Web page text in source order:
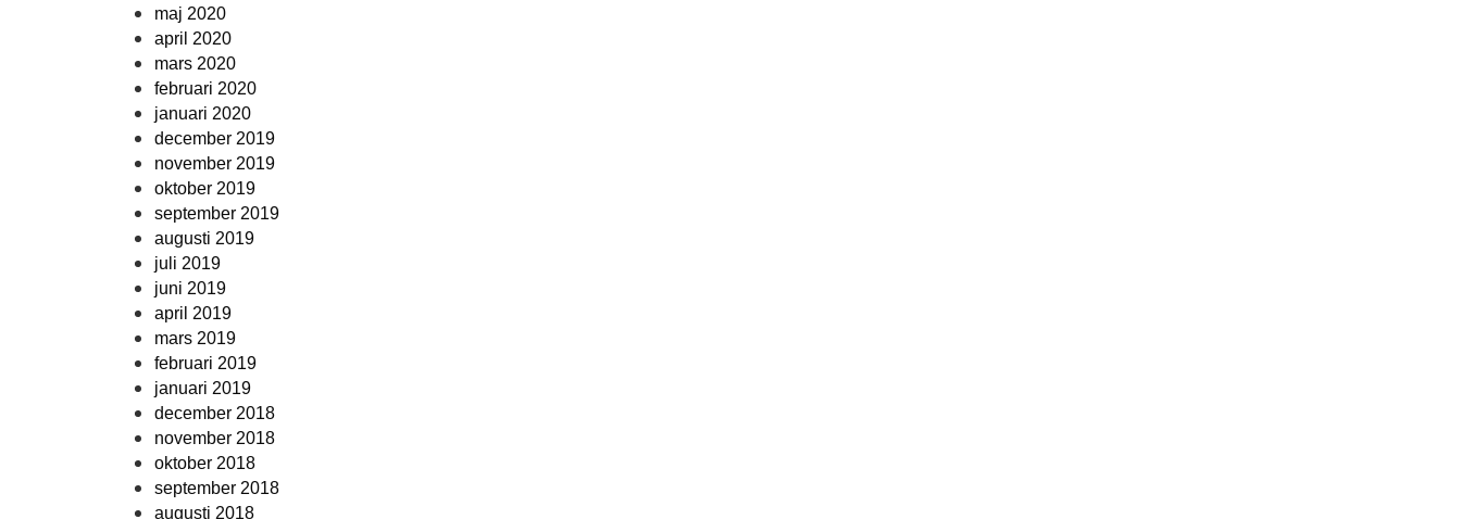
maj 2020
april 2020
mars 2020
februari 2020
januari 2020
december 2019
november 2019
oktober 2019
september 2019
augusti 2019
juli 2019
juni 2019
april 2019
mars 2019
februari 2019
januari 2019
december 2018
november 2018
oktober 2018
september 2018
augusti 2018